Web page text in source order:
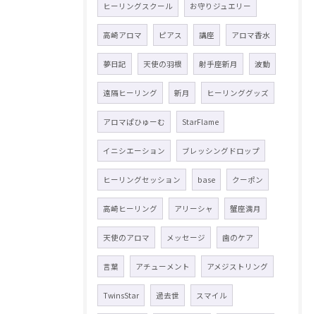
ヒーリングスクール お守りジュエリー
高崎アロマ ピアス 講座 アロマ香水
夢日記 天使の羽根 射手座新月 波動
遠隔ヒーリング 新月 ヒーリンググッズ
アロマぱひゅーむ StarFlame
イニシエーション ブレッシングドロップ
ヒーリングセッション base クーポン
高崎ヒーリング アリーシャ 蟹座満月
天使のアロマ メッセージ 歯のケア
言葉 アチューメント アメジストリング
TwinsStar 過去世 スマイル